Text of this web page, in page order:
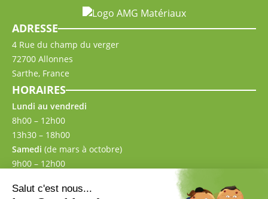
ADRESSE
4 Rue du champ du verger
72700 Allonnes
Sarthe, France
HORAIRES
Lundi au vendredi
8h00 – 12h00
13h30 – 18h00
Samedi (de mars à octobre)
9h00 – 12h00